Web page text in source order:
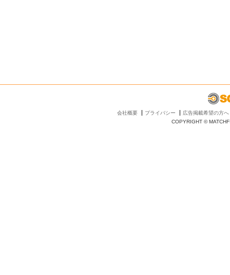
会社概要 プライバシー
広告掲載希望の方へ
COPYRIGHT ©